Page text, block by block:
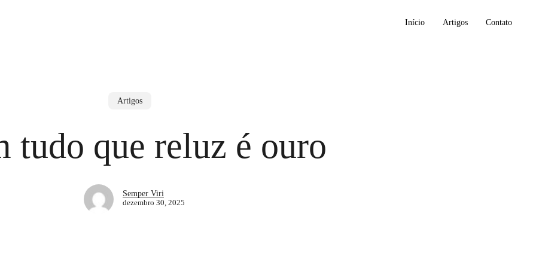
Início Artigos Contato
Artigos
tudo que reluz é ouro
Semper Viri
dezembro 30, 2025